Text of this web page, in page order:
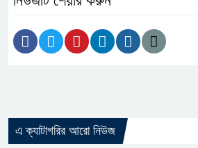
এ ক্যাটাগরির আরো নিউজ